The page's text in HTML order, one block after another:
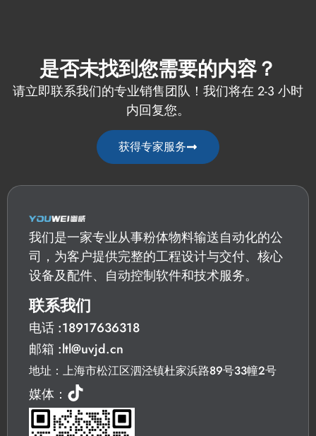
是否未找到您需要的内容？
请立即联系我们的专业销售团队！我们将在 2-3 小时
内回复您。
获得专家服务
我们是一家专业从事粉体物料输送自动化的公
司，为客户提供完整的工程设计与交付、核心
设备及配件、自动控制软件和技术服务。
联系我们
电话 :18917636318
邮箱 :ltl@uvjd.cn
地址：上海市松江区泗泾镇杜家浜路89号33幢2号
媒体：